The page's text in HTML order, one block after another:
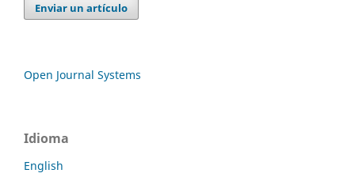
Enviar un artículo
Open Journal Systems
Idioma
English